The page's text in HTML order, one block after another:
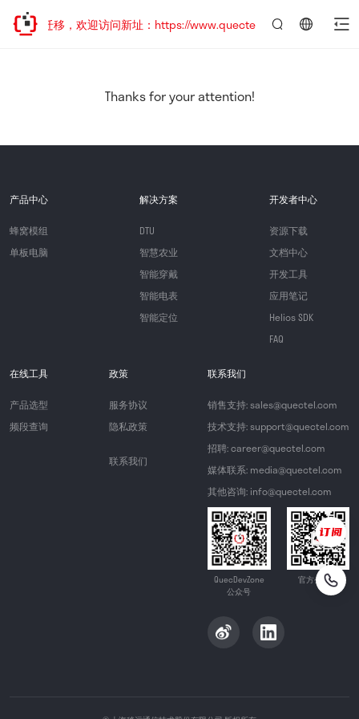
地址已迁移，欢迎访问新址：https://www.quectel.com.cn
Thanks for your attention!
产品中心
蜂窝模组
单板电脑
解决方案
DTU
智慧农业
智能穿戴
智能电表
智能定位
开发者中心
资源下载
文档中心
开发工具
应用笔记
Helios SDK
FAQ
在线工具
产品选型
频段查询
政策
服务协议
隐私政策
联系我们
联系我们
销售支持: sales@quectel.com
技术支持: support@quectel.com
招聘: career@quectel.com
媒体联系: media@quectel.com
其他咨询: info@quectel.com
QuecDevZone
公众号
官方公众号